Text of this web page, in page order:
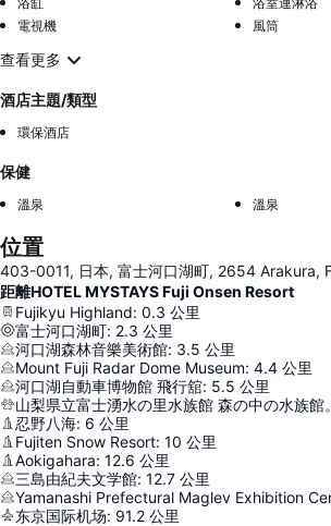
電視機
風筒
查看更多
酒店主題/類型
環保酒店
保健
溫泉 溫泉
位置
403-0011, 日本, 富士河口湖町, 2654 Arakura,
距離HOTEL MYSTAYS Fuji Onsen Resort
Fujikyu Highland: 0.3 公里
富士河口湖町: 2.3 公里
河口湖森林音樂美術館: 3.5 公里
Mount Fuji Radar Dome Museum: 4.4 公里
河口湖自動車博物館 飛行舘: 5.5 公里
山梨県立富士湧水の里水族館 森の中の水族館。
忍野八海: 6 公里
Fujiten Snow Resort: 10 公里
Aokigahara: 12.6 公里
三島由紀夫文学館: 12.7 公里
Yamanashi Prefectural Maglev Exhibition
东京国际机场: 91.2 公里